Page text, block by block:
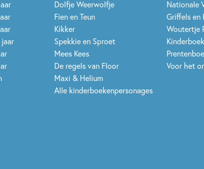
Dolfje Weerwolfje
Fien en Teun
Kikker
Spekkie en Sproet
Mees Kees
De regels van Floor
Maxi & Helium
Alle kinderboekenpersonages
Nationale
Griffels en
Woutertje
Voor het